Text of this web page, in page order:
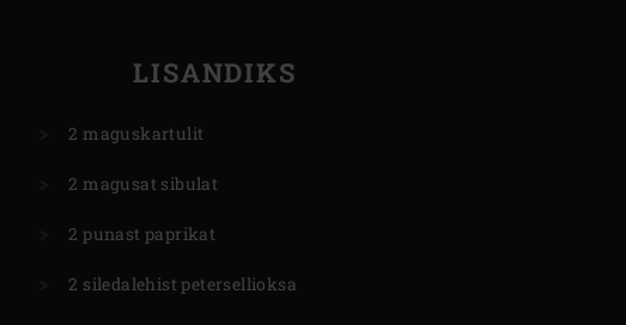
LISANDIKS
2 maguskartulit
2 magusat sibulat
2 punast paprikat
2 siledalehist petersellioksa